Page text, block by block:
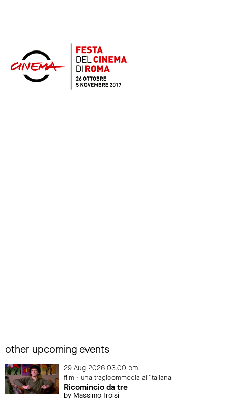
other upcoming events
29 Aug 2026 03.00 pm
film - una tragicommedia all'italiana
Ricomincio da tre
by Massimo Troisi